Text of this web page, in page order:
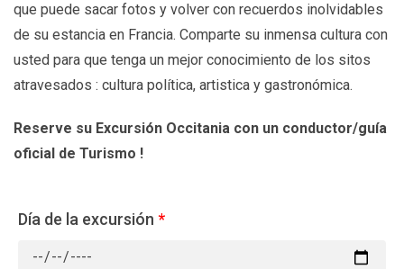
que puede sacar fotos y volver con recuerdos inolvidables
de su estancia en Francia. Comparte su inmensa cultura con
usted para que tenga un mejor conocimiento de los sitos
atravesados : cultura política, artistica y gastronómica.
Reserve su Excursión Occitania con un conductor/guía
oficial de Turismo !
Día de la excursión *